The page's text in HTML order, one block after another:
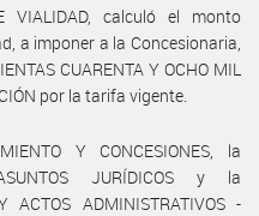
VIALIDAD, calculó el monto
a imponer a la Concesionaria,
CUARENTA Y OCHO MIL
por la tarifa vigente.
Y CONCESIONES, la
JURÍDICOS y la
ACTOS ADMINISTRATIVOS -